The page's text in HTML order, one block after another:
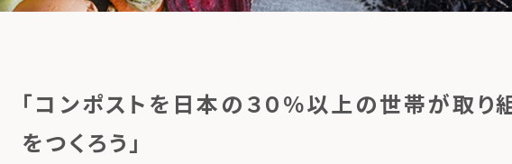
「コンポストを日本の３０％以上の世帯が取り
をつくろう」